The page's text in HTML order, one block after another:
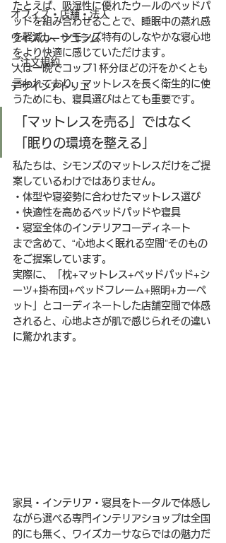
オフィス・店舗・法人
ワイズカーサコラム
ご注文規約
デザインアトリエ
たとえば、吸湿性に優れたウールのベッドパ
ッドを組み合わせることで、睡眠中の蒸れ感
を軽減し、シモンズ特有のしなやかな寝心地
をより快適に感じていただけます。
人は一晩でコップ1杯分ほどの汗をかくとも
言われており、マットレスを長く衛生的に使
うためにも、寝具選びはとても重要です。
「マットレスを売る」ではなく
「眠りの環境を整える」
私たちは、シモンズのマットレスだけをご提
案しているわけではありません。
・体型や寝姿勢に合わせたマットレス選び
・快適性を高めるベッドパッドや寝具
・寝室全体のインテリアコーディネート
まで含めて、“心地よく眠れる空間”そのもの
をご提案しています。
実際に、「枕+マットレス+ベッドパッド+シ
ーツ+掛布団+ベッドフレーム+照明+カーペ
ット」とコーディネートした店舗空間で体感
されると、心地よさが肌で感じられその違い
に驚かれます。
家具・インテリア・寝具をトータルで体感し
ながら選べる専門インテリアショップは全国
的にも無く、ワイズカーサならではの魅力だ